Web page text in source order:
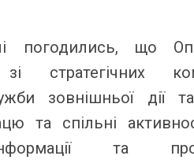
погодились, що
стратегічних
зовнішньої дії
та спільні
та